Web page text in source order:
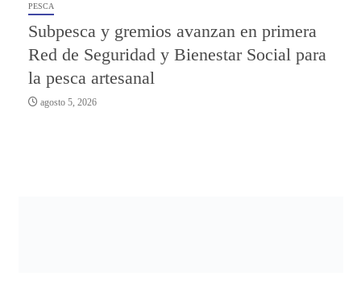
PESCA
Subpesca y gremios avanzan en primera
Red de Seguridad y Bienestar Social para
la pesca artesanal
agosto 5, 2026